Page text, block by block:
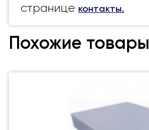
странице контакты.
Похожие товары